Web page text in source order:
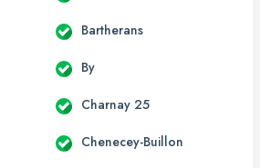
Bartherans
By
Charnay 25
Chenecey-Buillon